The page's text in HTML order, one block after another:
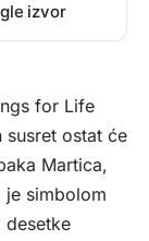
izvor
for Life
susret ostat će
Martica,
je simbolom